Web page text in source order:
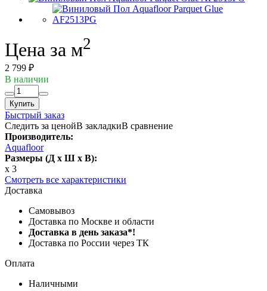
Цена за м2
2 799 ₽
В наличии
Купить
Быстрый заказ
Следить за ценойВ закладкиВ сравнение
Производитель:
Aquafloor
Размеры (Д x Ш x В):
x 3
Смотреть все характеристики
Доставка
Самовывоз
Доставка по Москве и области
Доставка в день заказа*!
Доставка по России через ТК
Оплата
Наличными